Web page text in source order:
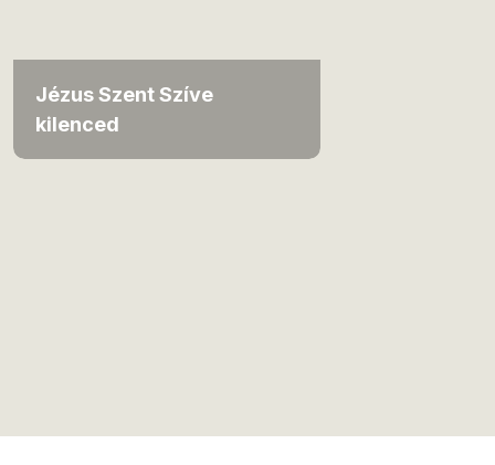
Jézus Szent Szíve
kilenced